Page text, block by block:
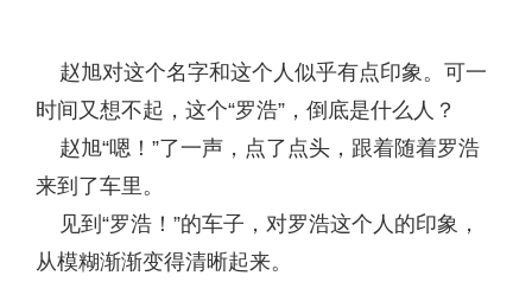
赵旭对这个名字和这个人似乎有点印象。可一
时间又想不起，这个“罗浩”，倒底是什么人？
赵旭“嗯！”了一声，点了点头，跟着随着罗浩
来到了车里。
见到“罗浩！”的车子，对罗浩这个人的印象，
从模糊渐渐变得清晰起来。